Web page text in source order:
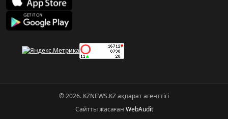
© 2026. KZNEWS.KZ ақпарат агенттігі
Сайтты жасаған WebAudit